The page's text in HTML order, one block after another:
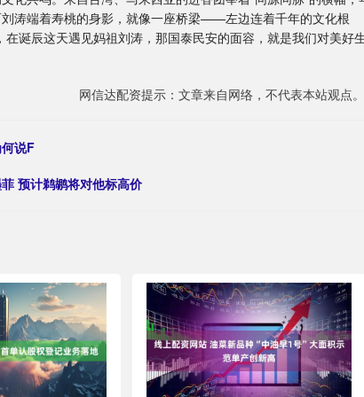
涛端着寿桃的身影，就像一座桥梁——左边连着千年的文化根
诞辰这天遇见妈祖刘涛，那国泰民安的面容，就是我们对美好
网信达配资提示：文章来自网络，不代表本站观点。
说F
预计鹈鹕将对他标高价